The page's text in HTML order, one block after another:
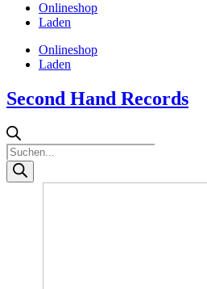
Onlineshop
Laden
Onlineshop
Laden
Second Hand Records
Products
search